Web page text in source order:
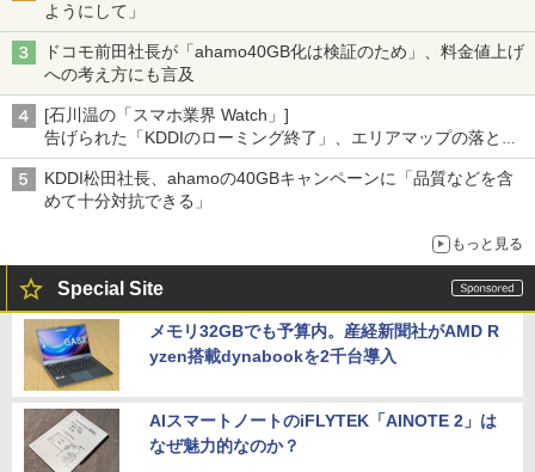
ようにして」
ドコモ前田社長が「ahamo40GB化は検証のため」、料金値上げ
への考え方にも言及
[石川温の「スマホ業界 Watch」]
告げられた「KDDIのローミング終了」、エリアマップの落とし
穴と楽天モバイルの課題
KDDI松田社長、ahamoの40GBキャンペーンに「品質などを含
めて十分対抗できる」
もっと見る
Special Site
メモリ32GBでも予算内。産経新聞社がAMD R
yzen搭載dynabookを2千台導入
AIスマートノートのiFLYTEK「AINOTE 2」は
なぜ魅力的なのか？